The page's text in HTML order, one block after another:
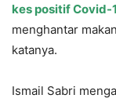
kes positif Covid-
menghantar
katanya.
Ismail Sabri